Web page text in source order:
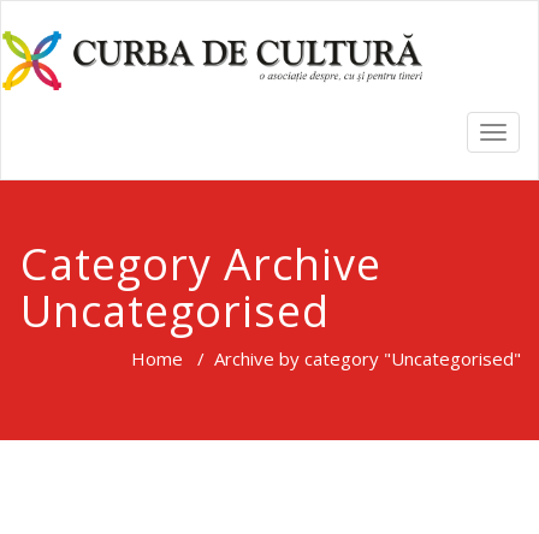
Category Archive
Uncategorised
Home / Archive by category "Uncategorised"